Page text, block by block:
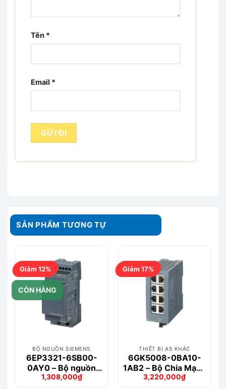
Tên *
Email *
SẢN PHẨM TƯƠNG TỰ
Giảm 12%
CÒN HÀNG
BỘ NGUỒN SIEMENS
6EP3321-6SB00-
0AY0 – Bộ nguồn
LOGO!POWER 12
Giá
1,308,000₫
Giá
Giảm 17%
THIẾT BỊ AS KHÁC
6GK5008-0BA10-
1AB2 – Bộ Chia Mạng
SCALANCE XB008
Giá
3,220,000₫
Giá